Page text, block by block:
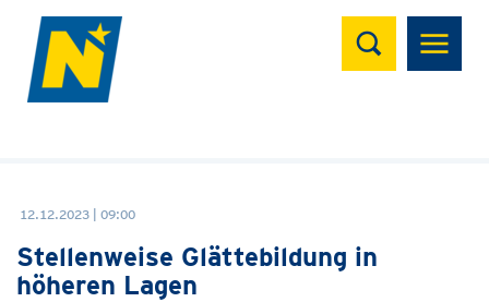
Suchen
12.12.2023 | 09:00
Stellenweise Glättebildung in
höheren Lagen